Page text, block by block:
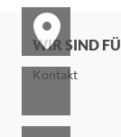
WIR SIND
Kontakt